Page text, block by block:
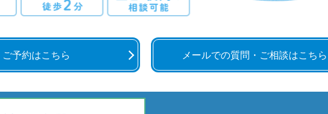
ご予約はこちら メールでの質問・ご相談はこちら